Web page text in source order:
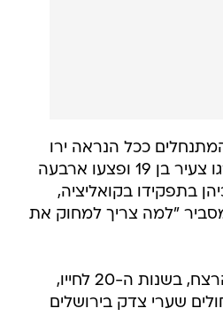
ככל הנראה ירו
לעבר הפלסטינים - הרגו צעיר בן 19 ופצעו ארבעה
בתפקידו בקואליציה,
"למה צריך למחוק את
העצור השני בחקירת הרצח, בשנות ה-20 לחייו,
שערי צדק בירושלים